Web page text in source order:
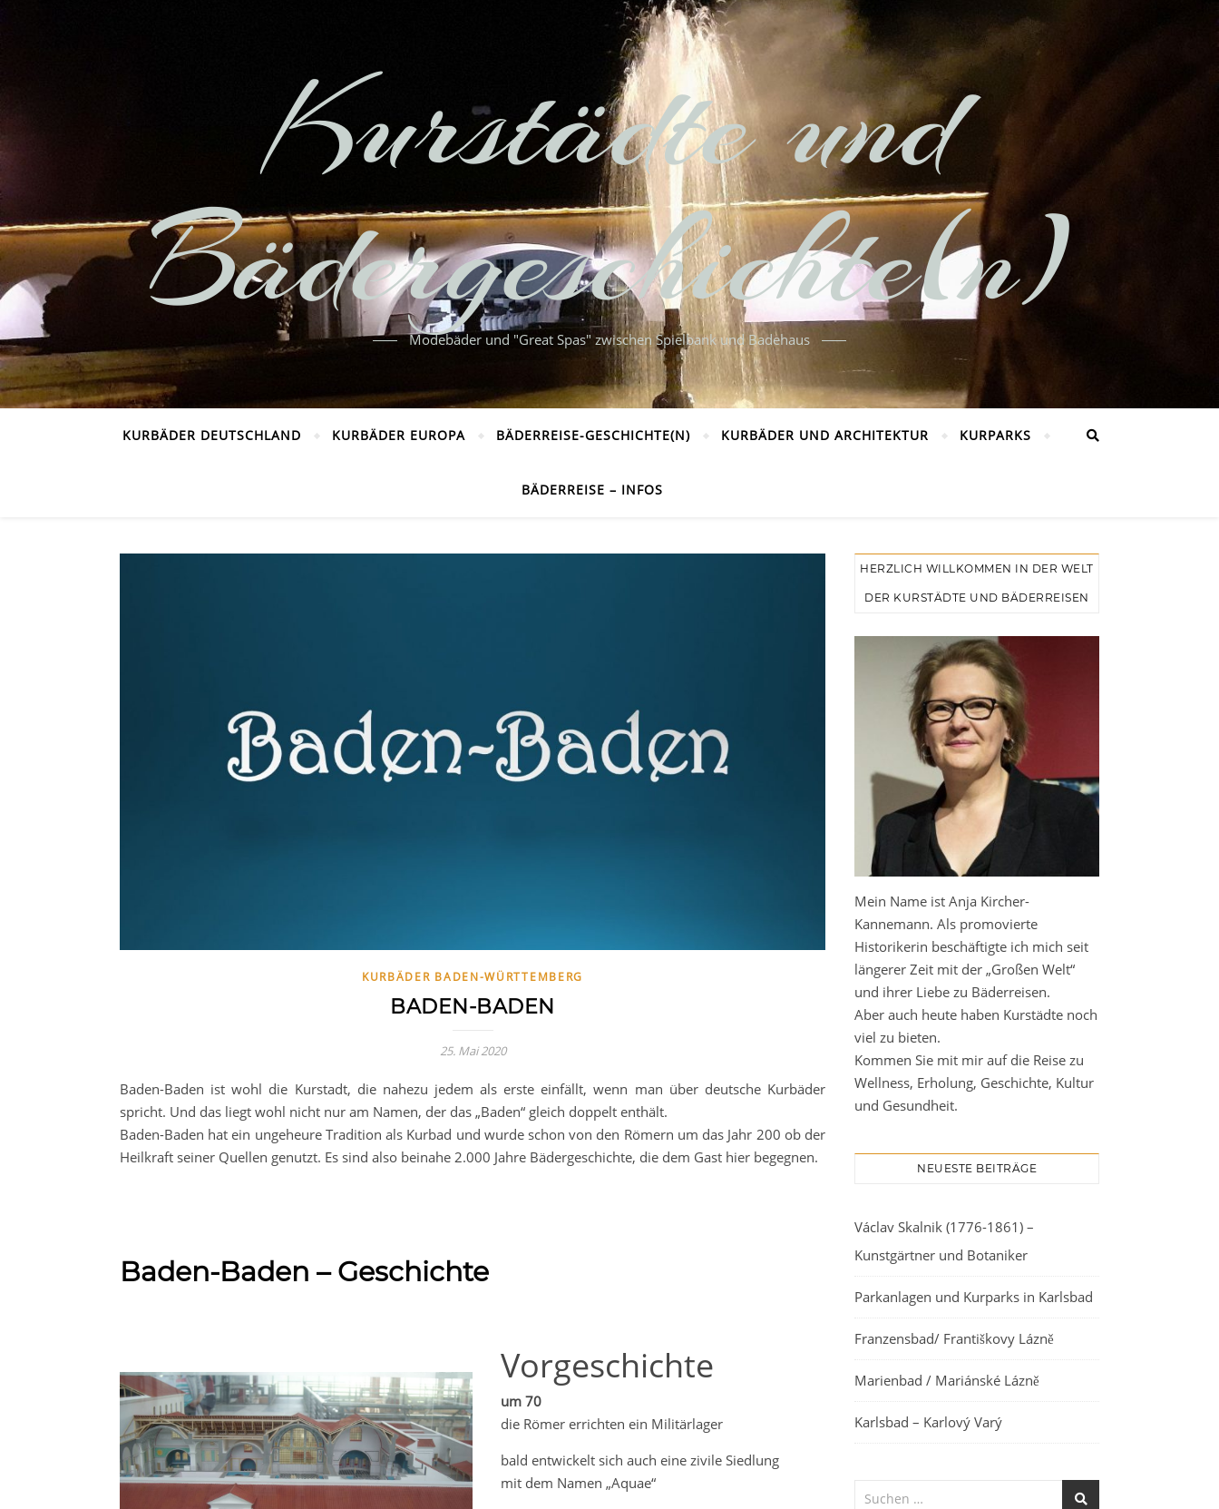
Kurstädte und
Bädergeschichte(n)
Modebäder und "Great Spas" zwischen Spielbank und Badehaus
KURBÄDER DEUTSCHLAND KURBÄDER EUROPA BÄDERREISE-GESCHICHTE(N) KURBÄDER UND ARCHITEKTUR KURPARKS
BÄDERREISE – INFOS
KURBÄDER BADEN-WÜRTTEMBERG
BADEN-BADEN
25. Mai 2020
Baden-Baden ist wohl die Kurstadt, die nahezu jedem als erste einfällt, wenn man über deutsche Kurbäder
spricht. Und das liegt wohl nicht nur am Namen, der das „Baden“ gleich doppelt enthält.
Baden-Baden hat ein ungeheure Tradition als Kurbad und wurde schon von den Römern um das Jahr 200 ob der
Heilkraft seiner Quellen genutzt. Es sind also beinahe 2.000 Jahre Bädergeschichte, die dem Gast hier begegnen.
Baden-Baden – Geschichte
Vorgeschichte
um 70
die Römer errichten ein Militärlager
bald entwickelt sich auch eine zivile Siedlung
mit dem Namen „Aquae“
HERZLICH WILLKOMMEN IN DER WELT
DER KURSTÄDTE UND BÄDERREISEN
Mein Name ist Anja Kircher-
Kannemann. Als promovierte
Historikerin beschäftigte ich mich seit
längerer Zeit mit der „Großen Welt“
und ihrer Liebe zu Bäderreisen.
Aber auch heute haben Kurstädte noch
viel zu bieten.
Kommen Sie mit mir auf die Reise zu
Wellness, Erholung, Geschichte, Kultur
und Gesundheit.
NEUESTE BEITRÄGE
Václav Skalnik (1776-1861) –
Kunstgärtner und Botaniker
Parkanlagen und Kurparks in Karlsbad
Franzensbad/ Františkovy Lázně
Marienbad / Mariánské Lázně
Karlsbad – Karlový Varý